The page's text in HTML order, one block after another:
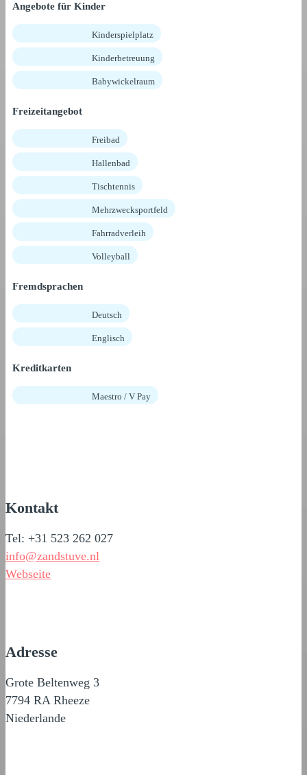
Angebote für Kinder
Kinderspielplatz
Kinderbetreuung
Babywickelraum
Freizeitangebot
Freibad
Hallenbad
Tischtennis
Mehrzwecksportfeld
Fahrradverleih
Volleyball
Fremdsprachen
Deutsch
Englisch
Kreditkarten
Maestro / V Pay
Kontakt
Tel: +31 523 262 027
info@zandstuve.nl
Webseite
Adresse
Grote Beltenweg 3
7794 RA Rheeze
Niederlande